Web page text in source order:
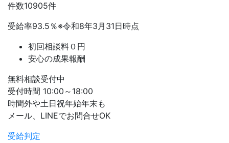
件数10905件
受給率93.5 ％※令和8年3月31日時点
初回相談料０円
安心の成果報酬
無料相談受付中
受付時間 10:00～18:00
時間外や土日祝年始年末も
メール、LINEでお問合せOK
受給判定